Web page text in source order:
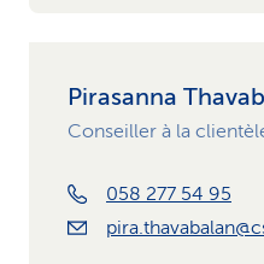
Pirasanna
Conseiller à la
058 277 54 95